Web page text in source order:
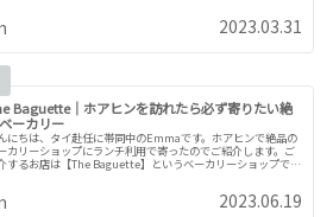
2023.03.31
Baguette｜ホアヒンを訪れたら必ず寄りたい絶
ーカリー
にちは、タイ赴任に帯同中のEmmaです。ホアヒンで絶品の
カリーショップにランチ利用で寄ったのでご紹介します。ご
するお店は【The Baguette】というベーカリーショップで
2023.06.19